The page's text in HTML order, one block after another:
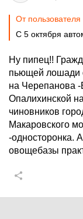
От пользователя
С 5 октября
Ну пипец!!
пьющей лошади
на Черепанова -
Опалихинской
чиновников
Макаровского
-односторонка.
овощебазы